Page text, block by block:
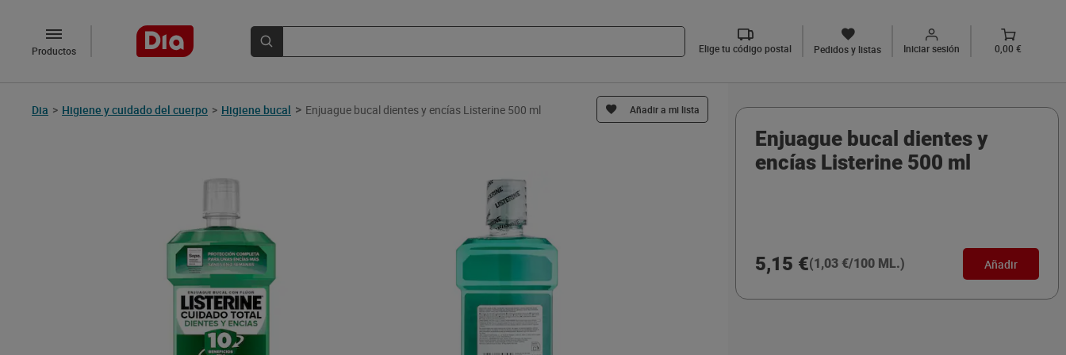
Productos Elige tu código postal Pedidos y listas Iniciar sesión 0,00 €
Dia > Higiene y cuidado del cuerpo > Higiene bucal > Enjuague bucal dientes y encías Listerine 500 ml Añadir a mi lista
Enjuague bucal dientes y
encías Listerine 500 ml
5,15 €(1,03 €/100 ML.) Añadir